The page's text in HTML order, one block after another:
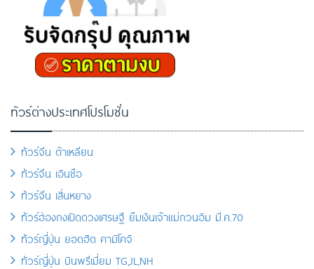
ทัวร์ต่างประเทศโปรโมชั่น
ทัวร์จีน ต้าเหลียน
ทัวร์จีน เอินซือ
ทัวร์จีน เสิ่นหยาง
ทัวร์ฮ่องกงเปิดดวงเศรษฐี ยืมเงินเจ้าแม่กวนอิม มี.ค.70
ทัวร์ญี่ปุ่น ยอดฮิต คามิโคจิ
ทัวร์ญี่ปุ่น บินพรีเมี่ยม TG,JL,NH